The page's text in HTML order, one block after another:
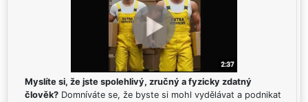
Myslíte si, že jste spolehlivý, zručný a fyzicky zdatný
člověk? Domníváte se, že byste si mohl vydělávat a podnikat